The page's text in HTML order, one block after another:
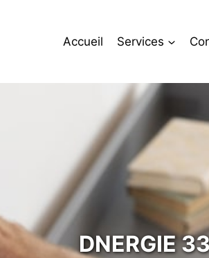
Accueil Services
DNERGIE